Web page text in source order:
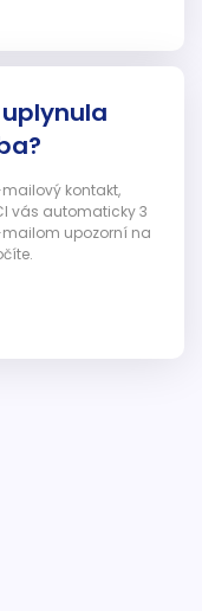
kontakt,
vás automaticky 3
upozorní na